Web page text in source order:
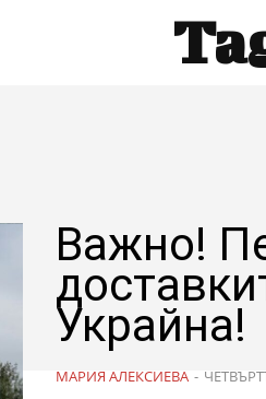
Важно!
Украйна!
МАРИЯ АЛЕКСИЕВА -